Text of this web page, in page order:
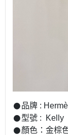
𒊹︎品牌 :
𒊹︎型號 : Kelly
𒊹︎顏色：金棕